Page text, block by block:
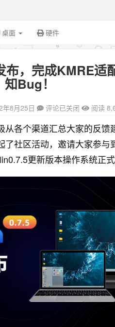
桌面 硬件
，完成KMRE适
知Bug！
年8月25日 评论已关闭 阅读
从各个渠道汇总大家的反馈
社区活动，邀请大家参与
更新版本操作系统正式